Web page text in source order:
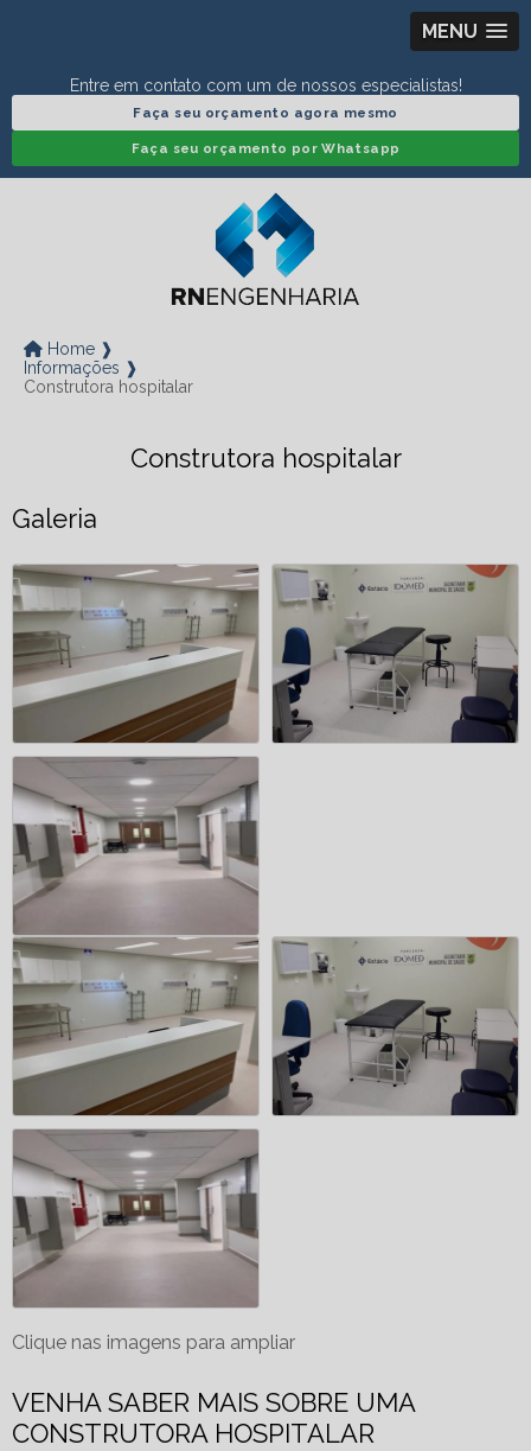
MENU
Entre em contato com um de nossos especialistas!
Faça seu orçamento agora mesmo
Faça seu orçamento por Whatsapp
Home ❱
Informações ❱
Construtora hospitalar
Construtora hospitalar
Galeria
Clique nas imagens para ampliar
VENHA SABER MAIS SOBRE UMA
CONSTRUTORA HOSPITALAR